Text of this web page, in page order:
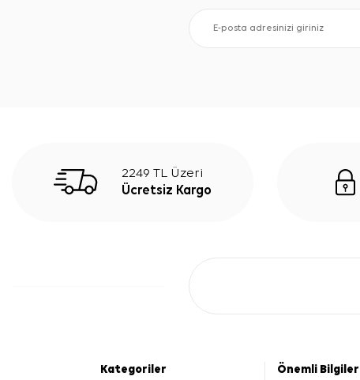
2249 TL Üzeri
Ücretsiz Kargo
Kategoriler
Önemli Bilgiler